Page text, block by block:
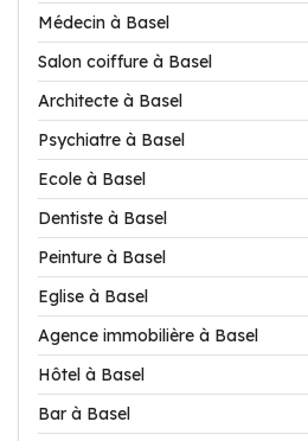
Médecin à Basel
Salon coiffure à Basel
Architecte à Basel
Psychiatre à Basel
Ecole à Basel
Dentiste à Basel
Peinture à Basel
Eglise à Basel
Agence immobilière à Basel
Hôtel à Basel
Bar à Basel